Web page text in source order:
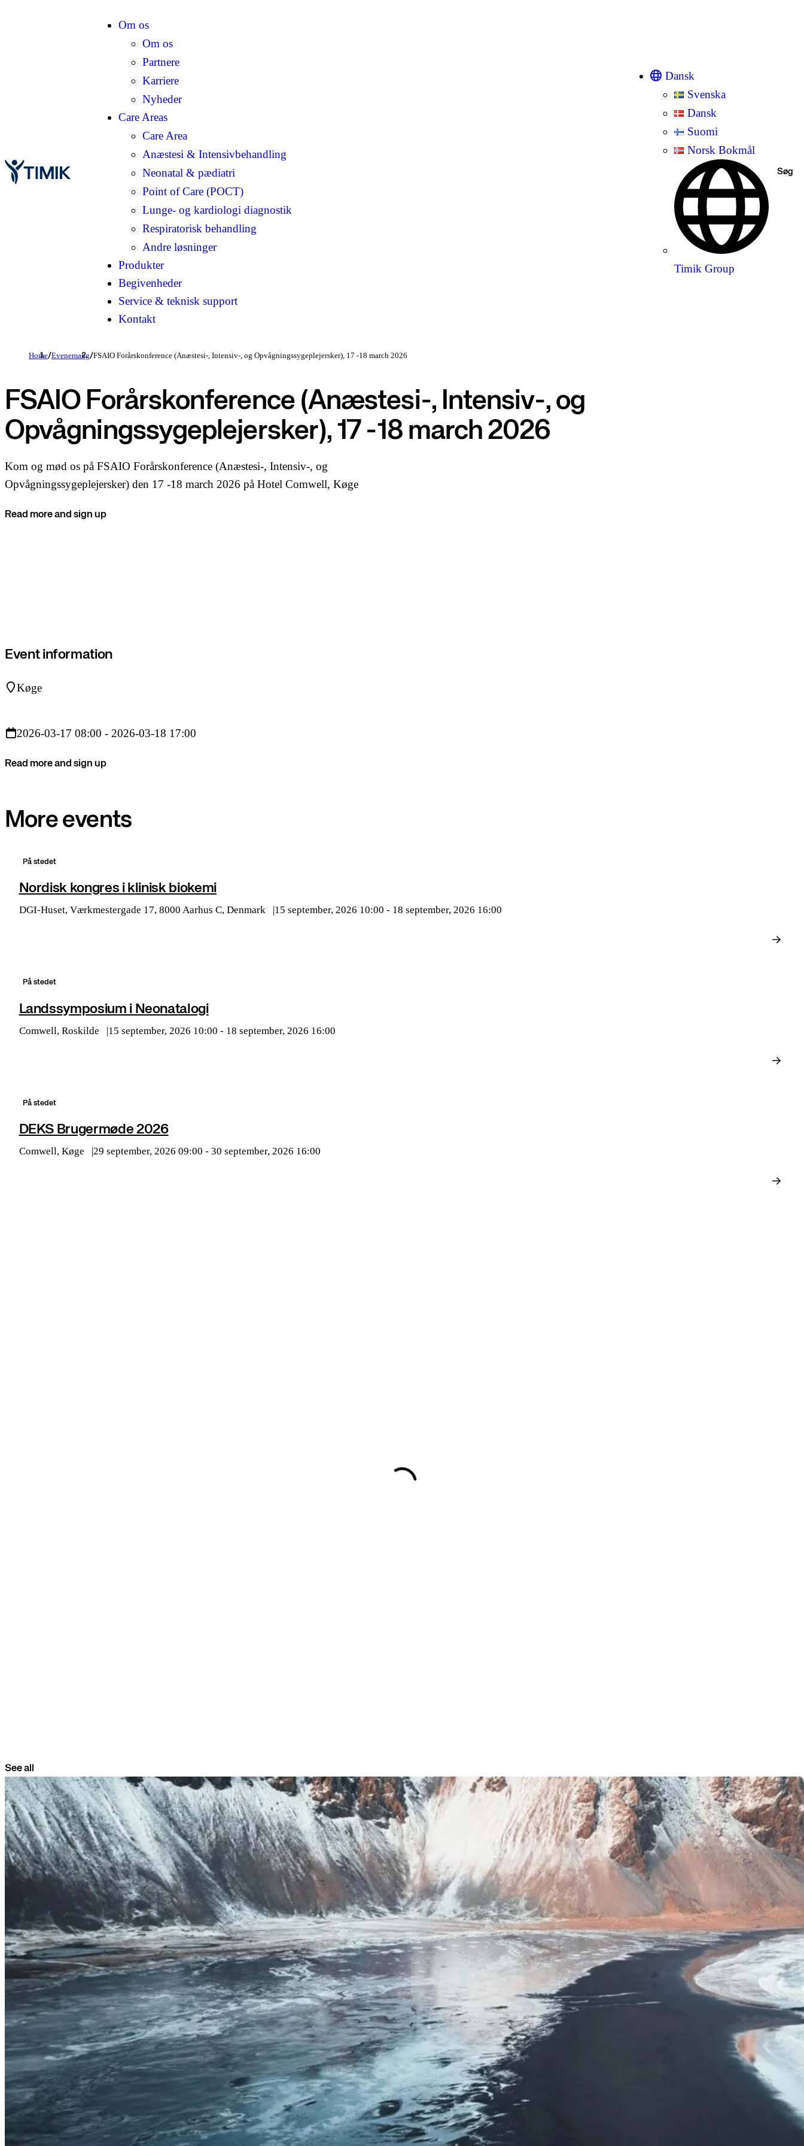
Om os
Om os
Partnere
Karriere
Nyheder
Care Areas
Care Area
Anæstesi & Intensivbehandling
Neonatal & pædiatri
Point of Care (POCT)
Lunge- og kardiologi diagnostik
Respiratorisk behandling
Andre løsninger
Produkter
Begivenheder
Service & teknisk support
Kontakt
Dansk
Svenska
Dansk
Suomi
Norsk Bokmål
Timik Group
Søg
Home/Evenemang/FSAIO Forårskonference (Anæstesi-, Intensiv-, og Opvågningssygeplejersker), 17 -18 march 2026
FSAIO Forårskonference (Anæstesi-, Intensiv-, og
Opvågningssygeplejersker), 17 -18 march 2026
Kom og mød os på FSAIO Forårskonference (Anæstesi-, Intensiv-, og
Opvågningssygeplejersker) den 17 -18 march 2026 på Hotel Comwell, Køge
Read more and sign up
Event information
Køge
2026-03-17 08:00 - 2026-03-18 17:00
Read more and sign up
More events
På stedet
Nordisk kongres i klinisk biokemi
DGI-Huset, Værkmestergade 17, 8000 Aarhus C, Denmark 15 september, 2026 10:00 - 18 september, 2026 16:00
På stedet
Landssymposium i Neonatalogi
Comwell, Roskilde 15 september, 2026 10:00 - 18 september, 2026 16:00
På stedet
DEKS Brugermøde 2026
Comwell, Køge 29 september, 2026 09:00 - 30 september, 2026 16:00
See all